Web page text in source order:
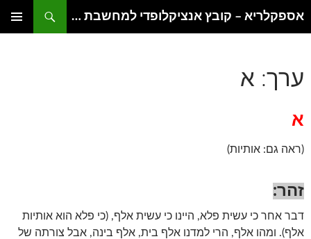
אספקלריא – קובץ אנציקלופדי למחשבת היהדות
ערך: א
א
(ראה גם: אותיות)
זהר:
דבר אחר כי עשית פלא, היינו כי עשית אלף, (כי פלא הוא אותיות
אלף). ומהו אלף, הרי למדנו אלף בית, אלף בינה, אבל צורתה של